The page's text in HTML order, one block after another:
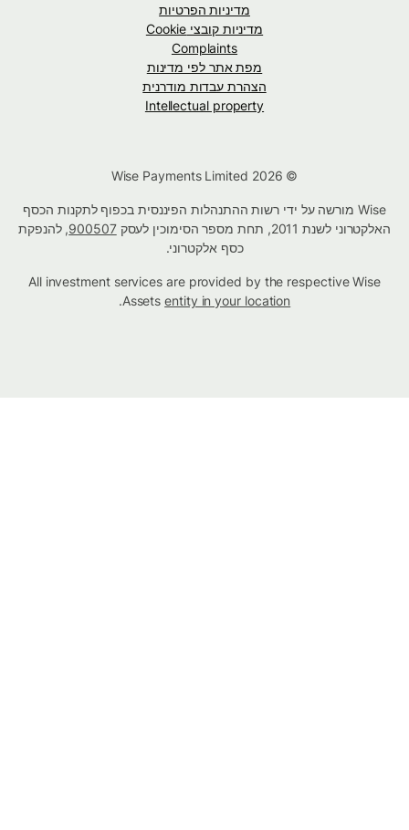
מדיניות הפרטיות
מדיניות קובצי Cookie
Complaints
מפת אתר לפי מדינות
הצהרת עבדות מודרנית
Intellectual property
Wise מורשה על ידי רשות ההתנהלות הפיננסית בכפוף לתקנות הכסף
האלקטרוני לשנת 2011, תחת מספר הסימוכין לעסק
900507, להנפקת
כסף אלקטרוני.
All investment services are provided by the respective Wise
Assetsentity in your location
.